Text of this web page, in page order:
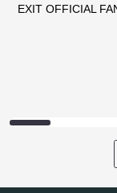
EXIT OFFICIAL